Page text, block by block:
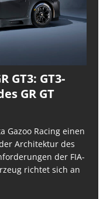
GT3: GT3-
GR GT
Gazoo Racing einen
Architektur des
der FIA-
richtet sich an